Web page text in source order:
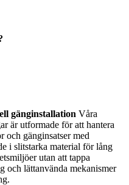
gänginstallation Våra
är utformade för att hantera
och gänginsatser med
i slitstarka material för lång
utan att tappa
och lättanvända mekanismer